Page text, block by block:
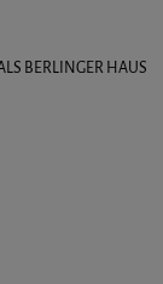
BERLINGER HAUS